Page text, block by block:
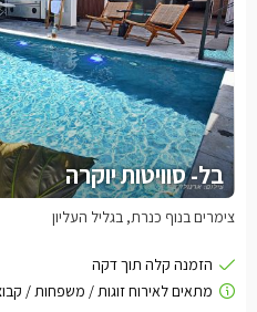
בל- סוויטות יוקרה
צימרים בנוף כנרת, בגליל העליון